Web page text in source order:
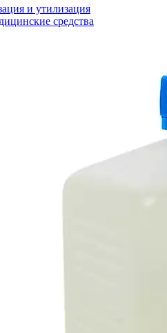
и утилизация
средства